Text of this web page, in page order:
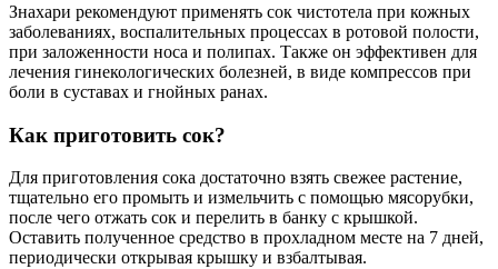
Знахари рекомендуют применять сок чистотела при кожных
заболеваниях, воспалительных процессах в ротовой полости,
при заложенности носа и полипах. Также он эффективен для
лечения гинекологических болезней, в виде компрессов при
боли в суставах и гнойных ранах.
Как приготовить сок?
Для приготовления сока достаточно взять свежее растение,
тщательно его промыть и измельчить с помощью мясорубки,
после чего отжать сок и перелить в банку с крышкой.
Оставить полученное средство в прохладном месте на 7 дней,
периодически открывая крышку и взбалтывая.